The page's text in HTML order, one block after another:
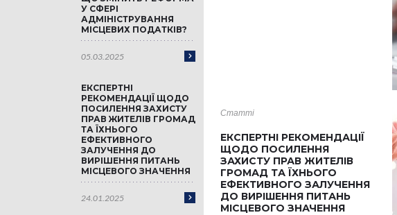
У СФЕРІ
АДМІНІСТРУВАННЯ
МІСЦЕВИХ ПОДАТКІВ?
05.03.2025
ЕКСПЕРТНІ
РЕКОМЕНДАЦІЇ ЩОДО
ПОСИЛЕННЯ ЗАХИСТУ
ПРАВ ЖИТЕЛІВ ГРОМАД
ТА ЇХНЬОГО
ЕФЕКТИВНОГО
ЗАЛУЧЕННЯ ДО
ВИРІШЕННЯ ПИТАНЬ
МІСЦЕВОГО ЗНАЧЕННЯ
24.01.2025
Статті
ЕКСПЕРТНІ РЕКОМЕНДАЦІЇ
ЩОДО ПОСИЛЕННЯ
ЗАХИСТУ ПРАВ ЖИТЕЛІВ
ГРОМАД ТА ЇХНЬОГО
ЕФЕКТИВНОГО ЗАЛУЧЕННЯ
ДО ВИРІШЕННЯ ПИТАНЬ
МІСЦЕВОГО ЗНАЧЕННЯ